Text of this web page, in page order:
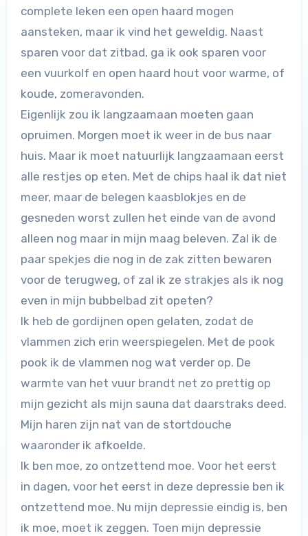
complete leken een open haard mogen
aansteken, maar ik vind het geweldig. Naast
sparen voor dat zitbad, ga ik ook sparen voor
een vuurkolf en open haard hout voor warme, of
koude, zomeravonden.
Eigenlijk zou ik langzaamaan moeten gaan
opruimen. Morgen moet ik weer in de bus naar
huis. Maar ik moet natuurlijk langzaamaan eerst
alle restjes op eten. Met de chips haal ik dat niet
meer, maar de belegen kaasblokjes en de
gesneden worst zullen het einde van de avond
alleen nog maar in mijn maag beleven. Zal ik de
paar spekjes die nog in de zak zitten bewaren
voor de terugweg, of zal ik ze strakjes als ik nog
even in mijn bubbelbad zit opeten?
Ik heb de gordijnen open gelaten, zodat de
vlammen zich erin weerspiegelen. Met de pook
pook ik de vlammen nog wat verder op. De
warmte van het vuur brandt net zo prettig op
mijn gezicht als mijn sauna dat daarstraks deed.
Mijn haren zijn nat van de stortdouche
waaronder ik afkoelde.
Ik ben moe, zo ontzettend moe. Voor het eerst
in dagen, voor het eerst in deze depressie ben ik
ontzettend moe. Nu mijn depressie eindig is, ben
ik moe, moet ik zeggen. Toen mijn depressie